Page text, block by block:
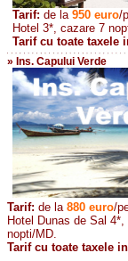
Tarif: de la 950 euro/
Hotel 3*, cazare 7
Tarif cu toate taxele
» Ins. Capului Verde
Tarif: de la 880 euro/
Hotel Dunas de Sal
nopti/MD.
Tarif cu toate taxele